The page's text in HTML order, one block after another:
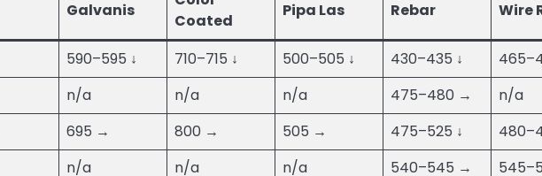
Galvanis
Coated
Pipa Las Rebar Wire
590–595 ↓ 710–715 ↓ 500–505 ↓ 430–435 ↓
n/a n/a n/a 475–480 → n/a
695 → 800 → 505 → 475–525 ↓
n/a n/a n/a 540–545 →